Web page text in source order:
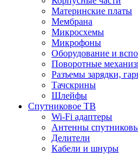
Материнские платы
Мембрана
Микросхемы
Микрофоны
Оборудование и
Поворотные
Разъемы зарядки,
Тачскрины
Шлейфы
Спутниковое ТВ
Wi-Fi адаптеры
Антенны
Делители
Кабели и шнуры